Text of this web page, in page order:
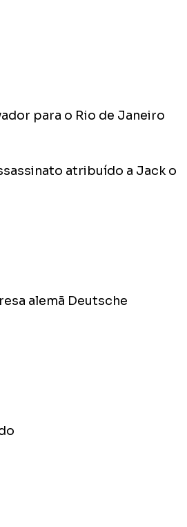
para o Rio de Janeiro
atribuído a Jack o
alemã Deutsche